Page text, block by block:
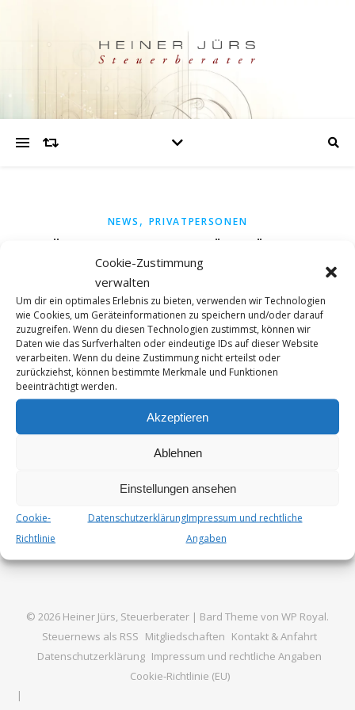
Cookie-Zustimmung
verwalten
Um dir ein optimales Erlebnis zu bieten, verwenden wir Technologien
wie Cookies, um Geräteinformationen zu speichern und/oder darauf
zuzugreifen. Wenn du diesen Technologien zustimmst, können wir
Daten wie das Surfverhalten oder eindeutige IDs auf dieser Website
verarbeiten. Wenn du deine Zustimmung nicht erteilst oder
zurückziehst, können bestimmte Merkmale und Funktionen
beeinträchtigt werden.
Akzeptieren
Ablehnen
Einstellungen ansehen
Cookie-
Richtlinie
DatenschutzerklärungImpressum und rechtliche
Angaben
NEWS , PRIVATPERSONEN
Ab dem Jahr 2024 profitieren Eltern in Deutschland von
einer Erhöhung der Freibeträge für Kinder. Der
Kinderfreibetrag, einschließlich des Freibetrags für
Betreuungs-, Erziehungs- oder Ausbildungsbedarf des
Kindes, wurde um 360 Euro auf insgesamt 9.312 Euro pro
Kind angehoben. Diese Maßnahme…
VonSteuer_Admin 4. Juni 2024
© 2026 Heiner Jürs, Steuerberater | Bard Theme von WP Royal.
Steuernews als RSS Mitgliedschaften Kontakt & Anfahrt
Datenschutzerklärung Impressum und rechtliche Angaben
Cookie-Richtlinie (EU)